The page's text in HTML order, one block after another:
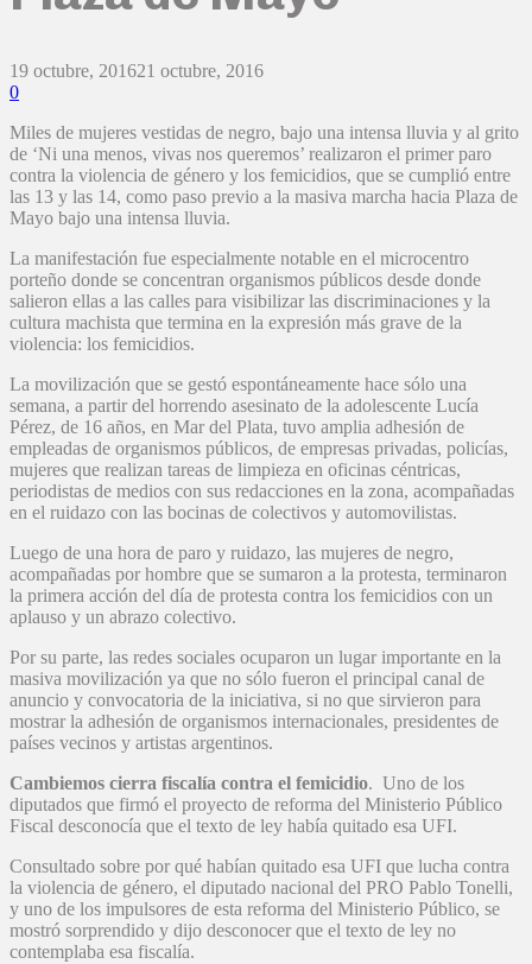
19 octubre, 201621 octubre, 2016
0
Miles de mujeres vestidas de negro, bajo una intensa lluvia y al grito
de ‘Ni una menos, vivas nos queremos’ realizaron el primer paro
contra la violencia de género y los femicidios, que se cumplió entre
las 13 y las 14, como paso previo a la masiva marcha hacia Plaza de
Mayo bajo una intensa lluvia.
La manifestación fue especialmente notable en el microcentro
porteño donde se concentran organismos públicos desde donde
salieron ellas a las calles para visibilizar las discriminaciones y la
cultura machista que termina en la expresión más grave de la
violencia: los femicidios.
La movilización que se gestó espontáneamente hace sólo una
semana, a partir del horrendo asesinato de la adolescente Lucía
Pérez, de 16 años, en Mar del Plata, tuvo amplia adhesión de
empleadas de organismos públicos, de empresas privadas, policías,
mujeres que realizan tareas de limpieza en oficinas céntricas,
periodistas de medios con sus redacciones en la zona, acompañadas
en el ruidazo con las bocinas de colectivos y automovilistas.
Luego de una hora de paro y ruidazo, las mujeres de negro,
acompañadas por hombre que se sumaron a la protesta, terminaron
la primera acción del día de protesta contra los femicidios con un
aplauso y un abrazo colectivo.
Por su parte, las redes sociales ocuparon un lugar importante en la
masiva movilización ya que no sólo fueron el principal canal de
anuncio y convocatoria de la iniciativa, si no que sirvieron para
mostrar la adhesión de organismos internacionales, presidentes de
países vecinos y artistas argentinos.
Cambiemos cierra fiscalía contra el femicidio. Uno de los
diputados que firmó el proyecto de reforma del Ministerio Público
Fiscal desconocía que el texto de ley había quitado esa UFI.
Consultado sobre por qué habían quitado esa UFI que lucha contra
la violencia de género, el diputado nacional del PRO Pablo Tonelli,
y uno de los impulsores de esta reforma del Ministerio Público, se
mostró sorprendido y dijo desconocer que el texto de ley no
contemplaba esa fiscalía.